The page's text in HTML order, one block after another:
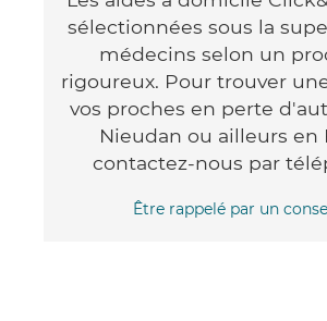
sélectionnées sous la
médecins selon un
rigoureux. Pour trouver
vos proches en perte
Nieudan ou ailleurs en
contactez-nous par
Être rappelé par un